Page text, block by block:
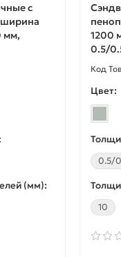
с
мм,
(мм):
1200
0.5/
Цвет:
0.5/
10